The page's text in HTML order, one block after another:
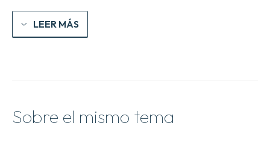
LEER MÁS
Sobre el mismo tema